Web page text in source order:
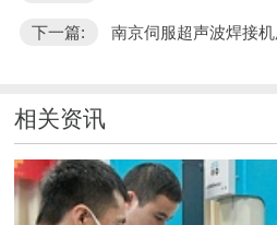
下一篇: 南京伺服超声波焊接
相关资讯